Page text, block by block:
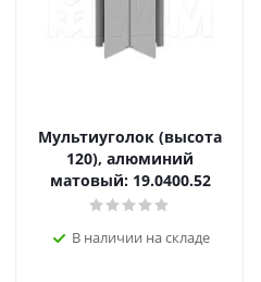
Мультиуголок (высота
120), алюминий
матовый: 19.0400.52
В наличии на складе